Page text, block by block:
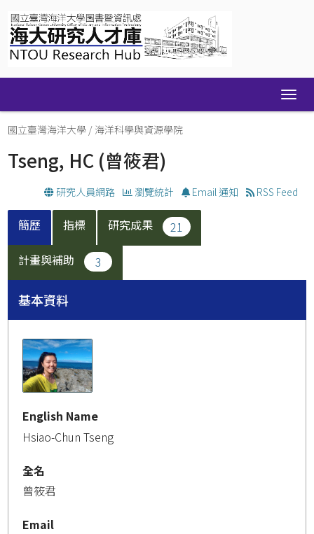
navigation
國立臺灣海洋大學 / 海洋科學與資源學院
Tseng, HC (曾筱君)
研究人員網路 瀏覽統計 Email 通知 RSS Feed
簡歷 指標 研究成果
21
計畫與補助
3
基本資料
English Name
Hsiao-Chun Tseng
全名
曾筱君
Email